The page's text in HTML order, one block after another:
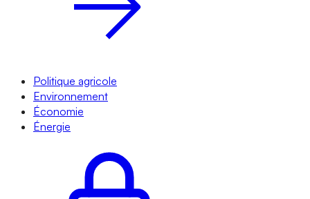
Politique agricole
Environnement
Économie
Énergie